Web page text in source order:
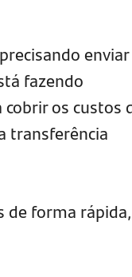
enviar
fazendo
os custos
transferência
de forma rápida,